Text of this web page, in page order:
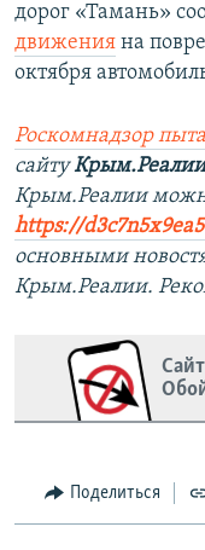
дорог «Тамань»
движения на
октября
Роскомнадзор
сайтуКрым.Реалии
Крым.Реалии
https://
основными
Крым.Реалии.
Поделиться